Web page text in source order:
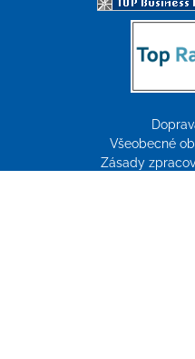
Všeobecné
Zásady